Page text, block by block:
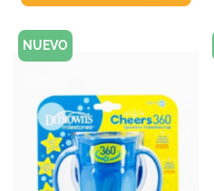
NUEVO